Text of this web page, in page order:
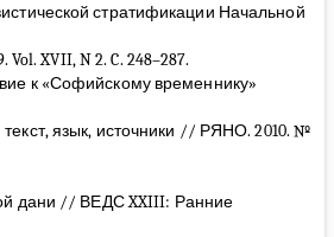
стратификации Начальной
XVII, N 2. C. 248–287.
к «Софийскому временнику»
язык, источники // РЯНО. 2010. №
дани // ВЕДС XXIII: Ранние